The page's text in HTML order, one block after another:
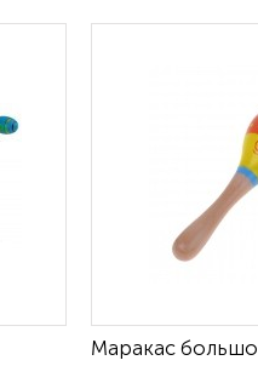
Маракас